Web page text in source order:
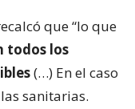
que “lo que
todos los
(…) En el caso
sanitarias.